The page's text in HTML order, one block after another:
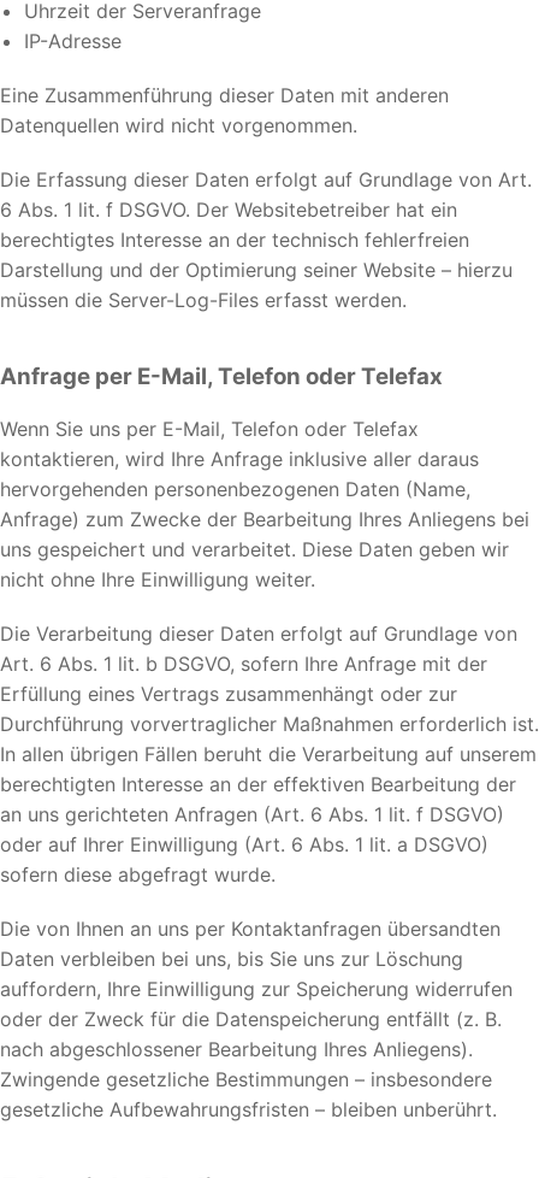
Uhrzeit der Serveranfrage
IP-Adresse
Eine Zusammenführung dieser Daten mit anderen
Datenquellen wird nicht vorgenommen.
Die Erfassung dieser Daten erfolgt auf Grundlage von Art.
6 Abs. 1 lit. f DSGVO. Der Websitebetreiber hat ein
berechtigtes Interesse an der technisch fehlerfreien
Darstellung und der Optimierung seiner Website – hierzu
müssen die Server-Log-Files erfasst werden.
Anfrage per E-Mail, Telefon oder Telefax
Wenn Sie uns per E-Mail, Telefon oder Telefax
kontaktieren, wird Ihre Anfrage inklusive aller daraus
hervorgehenden personenbezogenen Daten (Name,
Anfrage) zum Zwecke der Bearbeitung Ihres Anliegens bei
uns gespeichert und verarbeitet. Diese Daten geben wir
nicht ohne Ihre Einwilligung weiter.
Die Verarbeitung dieser Daten erfolgt auf Grundlage von
Art. 6 Abs. 1 lit. b DSGVO, sofern Ihre Anfrage mit der
Erfüllung eines Vertrags zusammenhängt oder zur
Durchführung vorvertraglicher Maßnahmen erforderlich ist.
In allen übrigen Fällen beruht die Verarbeitung auf unserem
berechtigten Interesse an der effektiven Bearbeitung der
an uns gerichteten Anfragen (Art. 6 Abs. 1 lit. f DSGVO)
oder auf Ihrer Einwilligung (Art. 6 Abs. 1 lit. a DSGVO)
sofern diese abgefragt wurde.
Die von Ihnen an uns per Kontaktanfragen übersandten
Daten verbleiben bei uns, bis Sie uns zur Löschung
auffordern, Ihre Einwilligung zur Speicherung widerrufen
oder der Zweck für die Datenspeicherung entfällt (z. B.
nach abgeschlossener Bearbeitung Ihres Anliegens).
Zwingende gesetzliche Bestimmungen – insbesondere
gesetzliche Aufbewahrungsfristen – bleiben unberührt.